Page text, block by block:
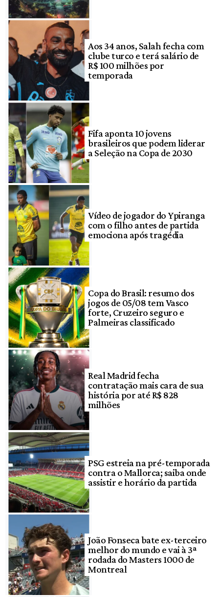
Aos 34 anos, Salah fecha com
clube turco e terá salário de
R$ 100 milhões por
temporada
Fifa aponta 10 jovens
brasileiros que podem liderar
a Seleção na Copa de 2030
Vídeo de jogador do Ypiranga
com o filho antes de partida
emociona após tragédia
Copa do Brasil: resumo dos
jogos de 05/08 tem Vasco
forte, Cruzeiro seguro e
Palmeiras classificado
Real Madrid fecha
contratação mais cara de sua
história por até R$ 828
milhões
PSG estreia na pré-temporada
contra o Mallorca; saiba onde
assistir e horário da partida
João Fonseca bate ex-terceiro
melhor do mundo e vai à 3ª
rodada do Masters 1000 de
Montreal